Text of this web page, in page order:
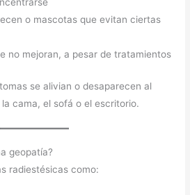
o mascotas que evitan ciertas
no mejoran, a pesar de tratamientos
se alivian o desaparecen al
cama, el sofá o el escritorio.
geopatía?
radiestésicas como: